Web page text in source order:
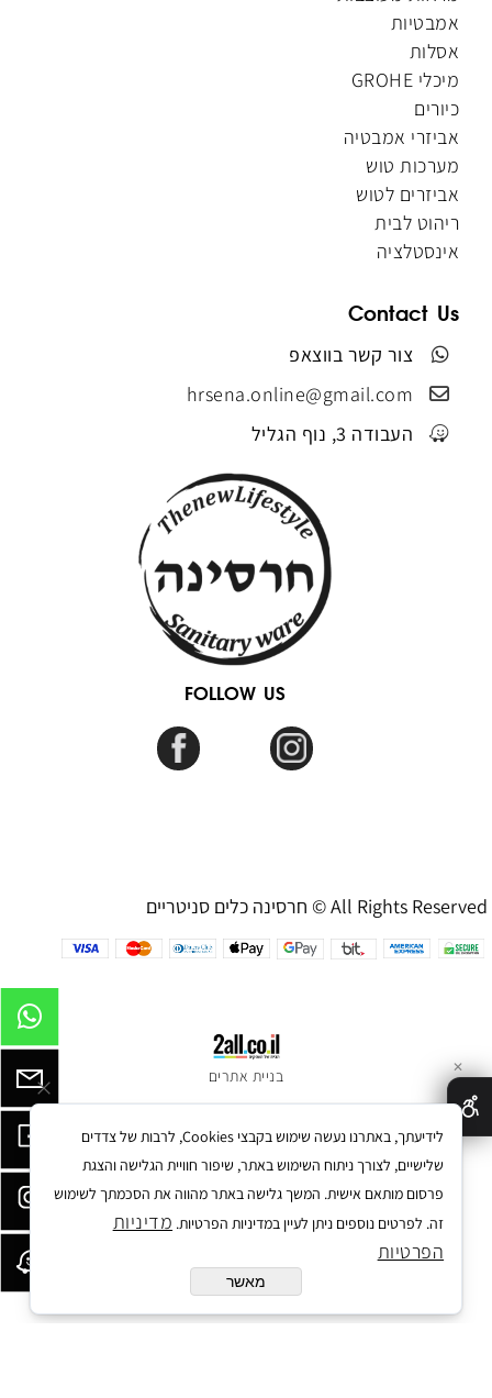
אמבטיות
אסלות
מיכלי GROHE
כיורים
אביזרי אמבטיה
מערכות טוש
אביזרים לטוש
ריהוט לבית
אינסטלציה
Contact Us
צור קשר בווצאפ
hrsena.online@gmail.com
העבודה 3, נוף הגליל
FOLLOW US
חרסינה כלים סניטריים © All Rights Reserved
בניית אתרים ✕
לידיעתך, באתרנו נעשה שימוש בקבצי Cookies, לרבות של צדדים
שלישיים, לצורך ניתוח השימוש באתר, שיפור חוויית הגלישה והצגת
פרסום מותאם אישית. המשך גלישה באתר מהווה את הסכמתך לשימוש
זה. לפרטים נוספים ניתן לעיין במדיניות הפרטיות. מדיניות
הפרטיות
מאשר